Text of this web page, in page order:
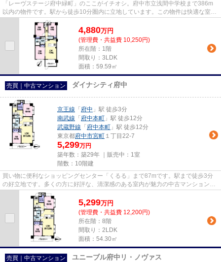
「レーヴステージ府中緑町」のここがイチオシ。府中市立浅間中学校まで386m
以内の物件です。駅から徒歩10分圏内に立地しています。この物件は快適な室内
環境が魅力の中古マンションと...
4,880万円
(管理費・共益費 10,250円)
所在階：1階
間取り：3LDK
面積：59.59㎡
売買｜中古マンション ダイナシティ府中
京王線 「 府中 」駅 徒歩3分
南武線 「 府中本町 」駅 徒歩12分
武蔵野線 「 府中本町 」駅 徒歩12分
東京都府中市宮町 １丁目22-7
5,299万円
築年数：築29年 ｜販売中： 1室
階数：10階建
買い物に便利なショッピングセンター「くるる」まで87mです。駅まで徒歩3分
の好立地です。多くの方に好評な、清潔感のある室内が魅力の中古マンションで
す。10階建ての建物もお探しし...
5,299万円
(管理費・共益費 12,200円)
所在階：8階
間取り：2LDK
面積：54.30㎡
売買｜中古マンション ユニーブル府中リ・ノヴァス